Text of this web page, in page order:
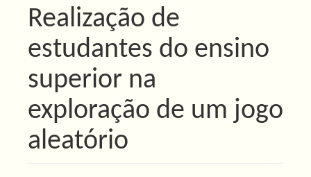
Realização de
estudantes do ensino
superior na
exploração de um jogo
aleatório